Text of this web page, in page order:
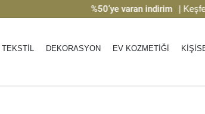
%50’ye varan indirim | Keşfedin
TEKSTİL DEKORASYON EV KOZMETİĞİ